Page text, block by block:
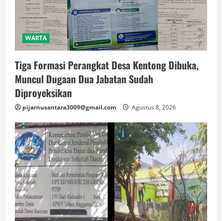
WARTA
Tiga Formasi Perangkat Desa Kentong Dibuka,
Muncul Dugaan Dua Jabatan Sudah
Diproyeksikan
pijarnusantara3009@gmail.com Agustus 8, 2026